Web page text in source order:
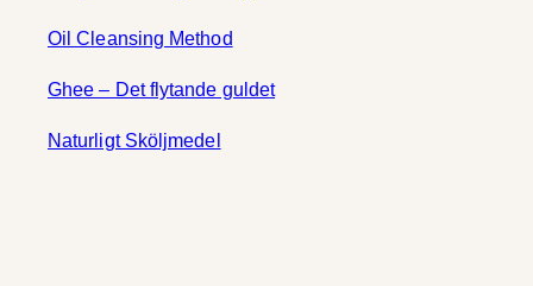
Oil Cleansing Method
Ghee – Det flytande guldet
Naturligt Sköljmedel